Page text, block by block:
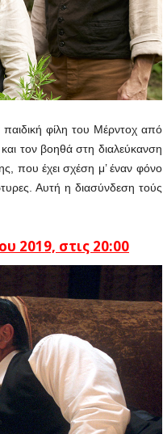
παιδική φίλη του Μέρντοχ από
τον βοηθά στη διαλεύκανση
που έχει σχέση μ’ έναν φόνο
Αυτή η διασύνδεση τούς
2019, στις 20:00